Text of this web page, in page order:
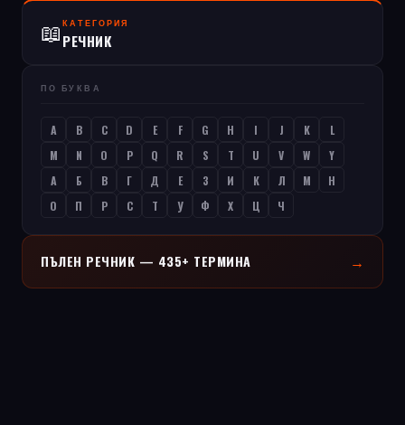
📖 КАТЕГОРИЯ
РЕЧНИК
ПО БУКВА
A B C D E F G H I J K
L
M
N O P Q R S T U V W
Y
А
Б В Г Д Е З И К Л М
Н
О
П Р С Т У Ф Х Ц Ч
ПЪЛЕН РЕЧНИК — 435+ ТЕРМИНА →